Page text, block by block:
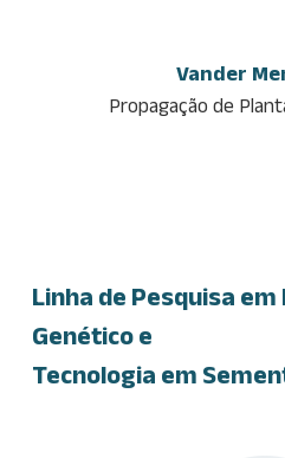
Vander
Propagação de
Linha de Pesquisa
Genético e
Tecnologia em